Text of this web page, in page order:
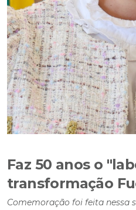
Faz 50 anos o
transformação
Comemoração foi feita nessa